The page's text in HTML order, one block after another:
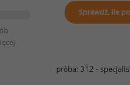
Sprawdź, ile
próba: 312 -